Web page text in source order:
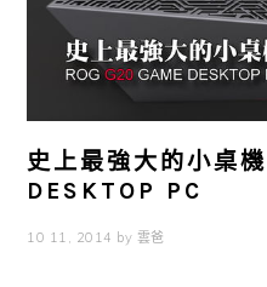
史上最強大的小桌
DESKTOP PC
10 11, 2014 by 雲爸